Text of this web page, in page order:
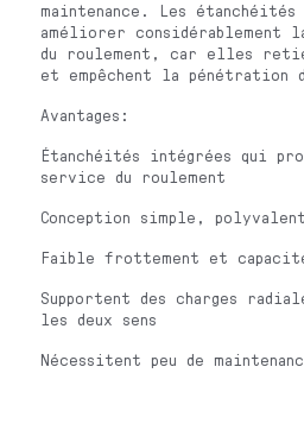
maintenance. Les
améliorer considérablement
du roulement, car elles
et empêchent la pénétration
Avantages:
Étanchéités intégrées qui
service du roulement
Conception simple,
Faible frottement et
Supportent des charges
les deux sens
Nécessitent peu de